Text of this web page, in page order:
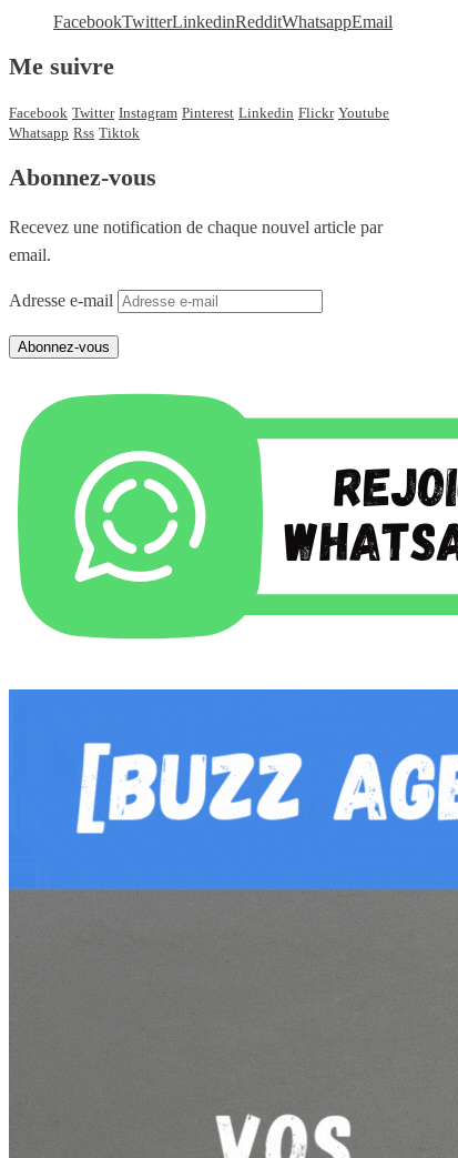
FacebookTwitterLinkedinRedditWhatsappEmail
Me suivre
Facebook Twitter Instagram Pinterest Linkedin Flickr Youtube
Whatsapp Rss Tiktok
Abonnez-vous
Recevez une notification de chaque nouvel article par
email.
Adresse e-mail
Abonnez-vous